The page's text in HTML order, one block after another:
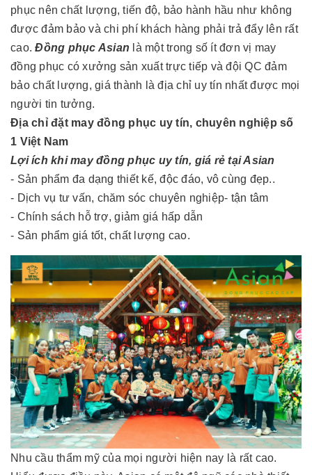
phục nên chất lượng, tiến độ, bảo hành hầu như không
được đảm bảo và chi phí khách hàng phải trả đẩy lên rất
cao.Đồng phục Asian là một trong số ít đơn vị may
đồng phục có xưởng sản xuất trực tiếp và đội QC đảm
bảo chất lượng, giá thành là địa chỉ uy tín nhất được mọi
người tin tưởng.
Địa chỉ đặt may đồng phục uy tín, chuyên nghiệp số
1 Việt Nam
Lợi ích khi may đồng phục uy tín, giá rẻ tại Asian
- Sản phẩm đa dạng thiết kế, độc đáo, vô cùng đẹp..
- Dịch vụ tư vấn, chăm sóc chuyên nghiệp- tận tâm
- Chính sách hỗ trợ, giảm giá hấp dẫn
- Sản phẩm giá tốt, chất lượng cao.
Nhu cầu thẩm mỹ của mọi người hiện nay là rất cao.